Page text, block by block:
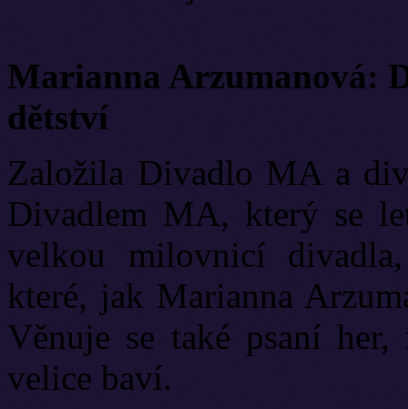
Marianna Arzumanová:
dětství
Založila Divadlo MA a
Divadlem MA, který se
velkou milovnicí
které, jak Marianna
Věnuje se také psaní
velice baví.